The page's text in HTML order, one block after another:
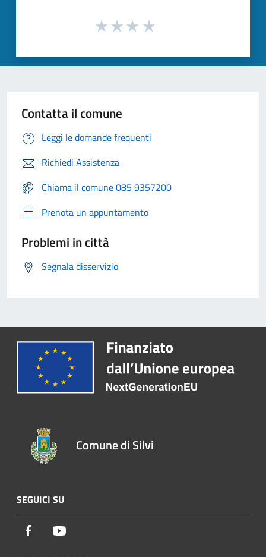
Contatta il comune
Leggi le domande frequenti
Richiedi Assistenza
Chiama il comune 085 9357200
Prenota un appuntamento
Problemi in città
Segnala disservizio
Comune di Silvi
SEGUICI SU
Facebook